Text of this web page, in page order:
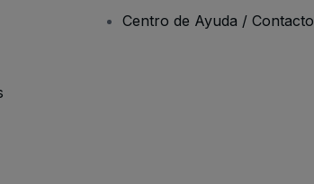
Centro de Ayuda / Contacto